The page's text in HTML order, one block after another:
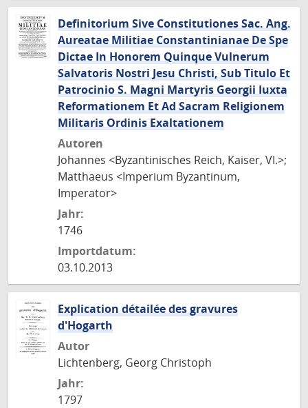
Definitorium Sive Constitutiones Sac. Ang.
Aureatae Militiae Constantinianae De Spe
Dictae In Honorem Quinque Vulnerum
Salvatoris Nostri Jesu Christi, Sub Titulo Et
Patrocinio S. Magni Martyris Georgii Iuxta
Reformationem Et Ad Sacram Religionem
Militaris Ordinis Exaltationem
Autoren
Johannes <Byzantinisches Reich, Kaiser, VI.>;
Matthaeus <Imperium Byzantinum,
Imperator>
Jahr:
1746
Importdatum:
03.10.2013
Explication détailée des gravures
d'Hogarth
Autor
Lichtenberg, Georg Christoph
Jahr:
1797